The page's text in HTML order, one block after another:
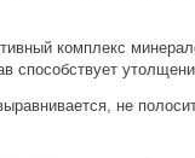
комплекс
не